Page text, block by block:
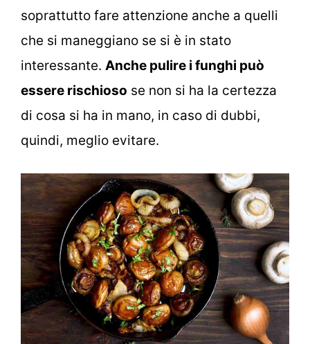
soprattutto fare attenzione anche a quelli
che si maneggiano se si è in stato
interessante. Anche pulire i funghi può
essere rischioso se non si ha la certezza
di cosa si ha in mano, in caso di dubbi,
quindi, meglio evitare.